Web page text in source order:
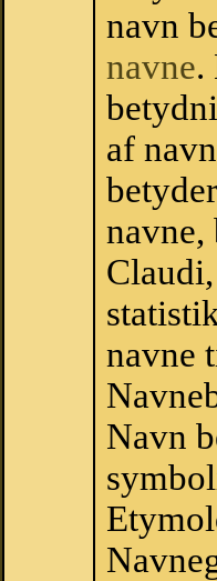
navn
navne.
af
navne,
navne
Navn